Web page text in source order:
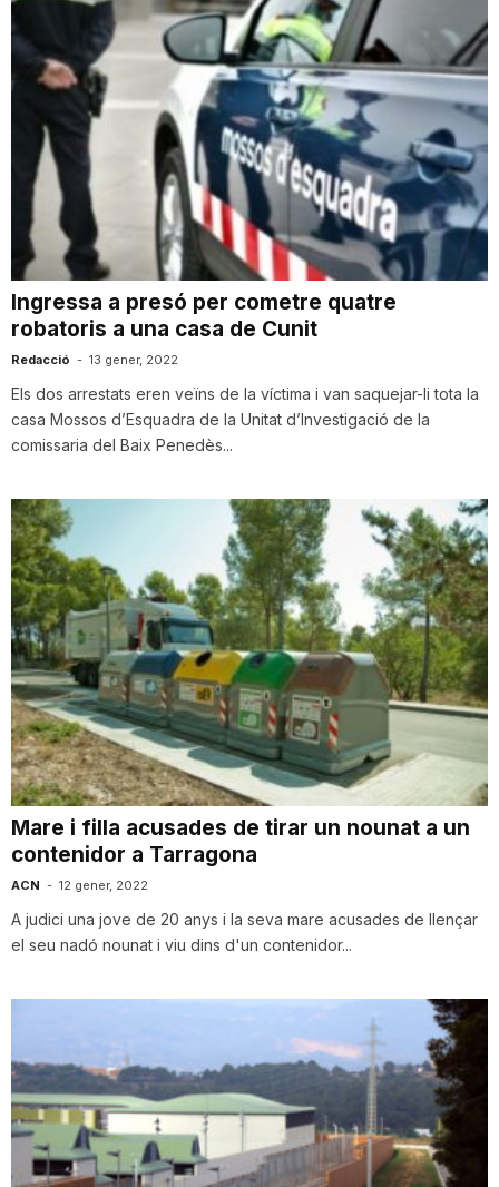
r
r
g
o
n
a
Ingressa a presó per cometre quatre
robatoris a una casa de Cunit
Redacció - 13 gener, 2022
Els dos arrestats eren veïns de la víctima i van saquejar-li tota la
casa Mossos d’Esquadra de la Unitat d’Investigació de la
comissaria del Baix Penedès...
Mare i filla acusades de tirar un nounat a un
contenidor a Tarragona
ACN - 12 gener, 2022
A judici una jove de 20 anys i la seva mare acusades de llençar
el seu nadó nounat i viu dins d'un contenidor...